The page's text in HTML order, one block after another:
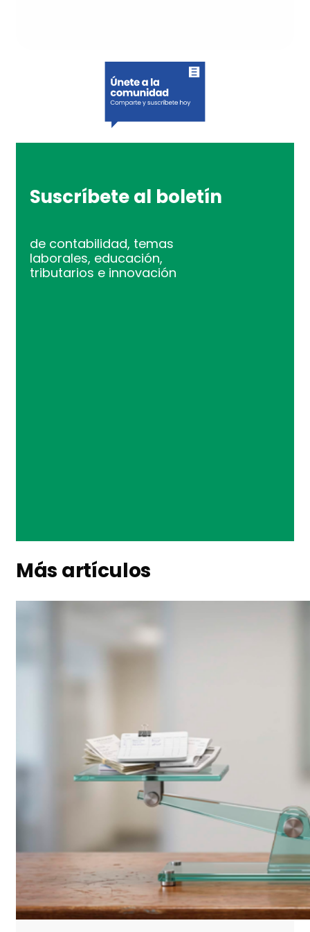
Suscríbete al boletín
de contabilidad, temas
laborales, educación,
tributarios e innovación
Más artículos